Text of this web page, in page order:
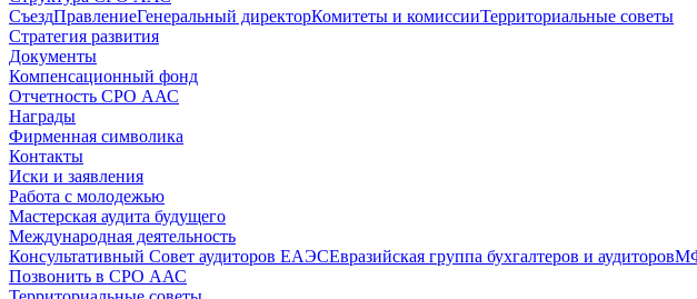
СъездПравлениеГенеральный директорКомитеты и комиссииТерриториальные советы
Стратегия развития
Документы
Компенсационный фонд
Отчетность СРО ААС
Награды
Фирменная символика
Контакты
Иски и заявления
Работа с молодежью
Мастерская аудита будущего
Международная деятельность
Консультативный Совет аудиторов ЕАЭСЕвразийская группа бухгалтеров и аудиторов
Позвонить в СРО ААС